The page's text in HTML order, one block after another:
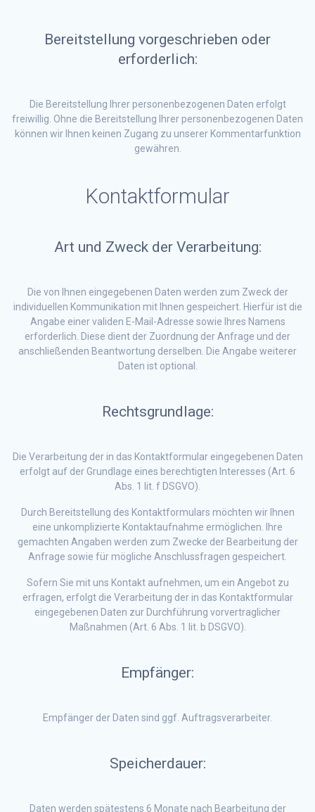
Bereitstellung vorgeschrieben oder
erforderlich:
Die Bereitstellung Ihrer personenbezogenen Daten erfolgt
freiwillig. Ohne die Bereitstellung Ihrer personenbezogenen Daten
können wir Ihnen keinen Zugang zu unserer Kommentarfunktion
gewähren.
Kontaktformular
Art und Zweck der Verarbeitung:
Die von Ihnen eingegebenen Daten werden zum Zweck der
individuellen Kommunikation mit Ihnen gespeichert. Hierfür ist die
Angabe einer validen E-Mail-Adresse sowie Ihres Namens
erforderlich. Diese dient der Zuordnung der Anfrage und der
anschließenden Beantwortung derselben. Die Angabe weiterer
Daten ist optional.
Rechtsgrundlage:
Die Verarbeitung der in das Kontaktformular eingegebenen Daten
erfolgt auf der Grundlage eines berechtigten Interesses (Art. 6
Abs. 1 lit. f DSGVO).
Durch Bereitstellung des Kontaktformulars möchten wir Ihnen
eine unkomplizierte Kontaktaufnahme ermöglichen. Ihre
gemachten Angaben werden zum Zwecke der Bearbeitung der
Anfrage sowie für mögliche Anschlussfragen gespeichert.
Sofern Sie mit uns Kontakt aufnehmen, um ein Angebot zu
erfragen, erfolgt die Verarbeitung der in das Kontaktformular
eingegebenen Daten zur Durchführung vorvertraglicher
Maßnahmen (Art. 6 Abs. 1 lit. b DSGVO).
Empfänger:
Empfänger der Daten sind ggf. Auftragsverarbeiter.
Speicherdauer:
Daten werden spätestens 6 Monate nach Bearbeitung der